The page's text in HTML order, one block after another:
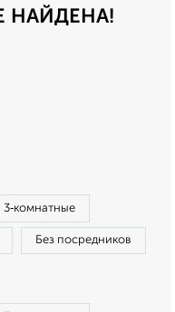
НАЙДЕНА!
3‑комнатные
Без посредников